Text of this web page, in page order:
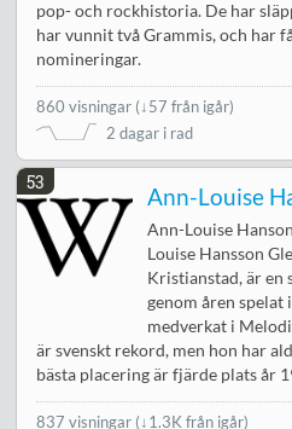
pop- och rockhistoria. De har
har vunnit två Grammis, och har
nomineringar.
860 visningar (↓57 från igår)
2 dagar i rad
53
Ann-Louise
Ann-Louise
Louise Hansson
Kristianstad, är en
genom åren spelat
medverkat i
är svenskt rekord, men hon har
bästa placering är fjärde plats år
837 visningar (↓1.3K från igår)